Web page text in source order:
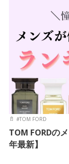
#TOM FORD
TOM FORDの
年最新】